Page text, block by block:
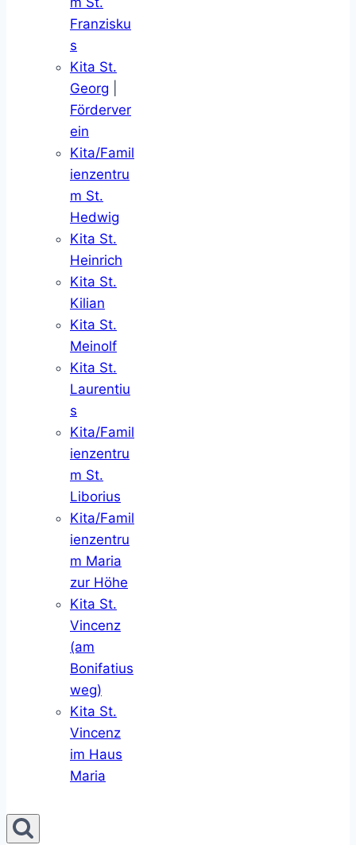
Franzisku
s
Kita St.
Georg
Förderver
ein
Kita/Famil
ienzentru
m St.
Hedwig
Kita St.
Heinrich
Kita St.
Kilian
Kita St.
Meinolf
Kita St.
Laurentiu
s
Kita/Famil
ienzentru
m St.
Liborius
Kita/Famil
ienzentru
m Maria
zur Höhe
Kita St.
Vincenz
(am
Bonifatius
weg)
Kita St.
Vincenz
im Haus
Maria